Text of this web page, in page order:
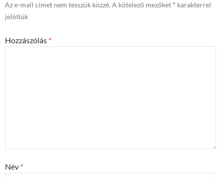
Az e-mail címet nem tesszük közzé. A kötelező mezőket * karakterrel
jelöltük
Hozzászólás *
Név *